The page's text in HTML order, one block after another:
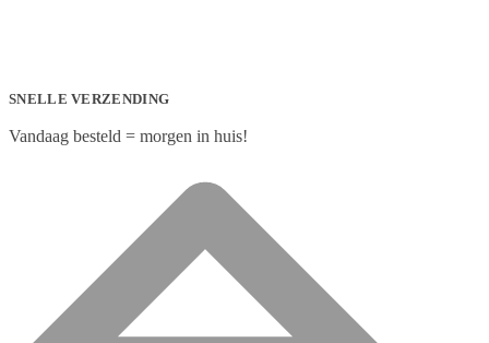
SNELLE VERZENDING
Vandaag besteld = morgen in huis!